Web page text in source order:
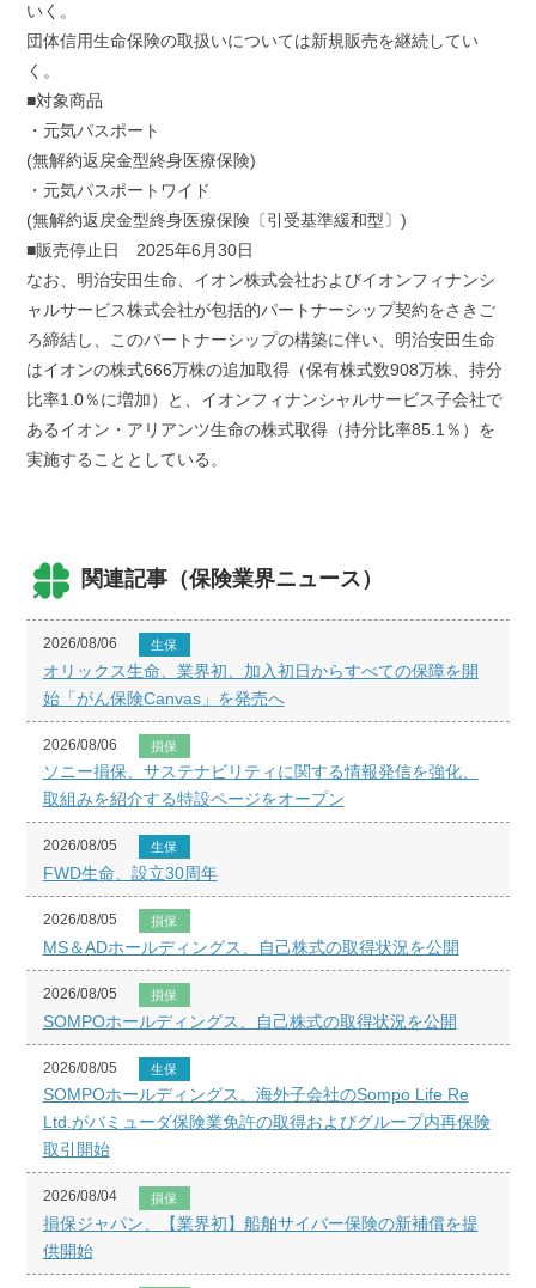
いく。
団体信用生命保険の取扱いについては新規販売を継続してい
く。
■対象商品
・元気パスポート
(無解約返戻金型終身医療保険)
・元気パスポートワイド
(無解約返戻金型終身医療保険〔引受基準緩和型〕)
■販売停止日 2025年6月30日
なお、明治安田生命、イオン株式会社およびイオンフィナンシ
ャルサービス株式会社が包括的パートナーシップ契約をさきご
ろ締結し、このパートナーシップの構築に伴い、明治安田生命
はイオンの株式666万株の追加取得（保有株式数908万株、持分
比率1.0％に増加）と、イオンフィナンシャルサービス子会社で
あるイオン・アリアンツ生命の株式取得（持分比率85.1％）を
実施することとしている。
関連記事（保険業界ニュース）
2026/08/06 生保
オリックス生命、業界初、加入初日からすべての保障を開
始「がん保険Canvas」を発売へ
2026/08/06 損保
ソニー損保、サステナビリティに関する情報発信を強化、
取組みを紹介する特設ページをオープン
2026/08/05 生保
FWD生命、設立30周年
2026/08/05 損保
MS＆ADホールディングス、自己株式の取得状況を公開
2026/08/05 損保
SOMPOホールディングス、自己株式の取得状況を公開
2026/08/05 生保
SOMPOホールディングス、海外子会社のSompo Life Re
Ltd.がバミューダ保険業免許の取得およびグループ内再保険
取引開始
2026/08/04 損保
損保ジャパン、【業界初】船舶サイバー保険の新補償を提
供開始